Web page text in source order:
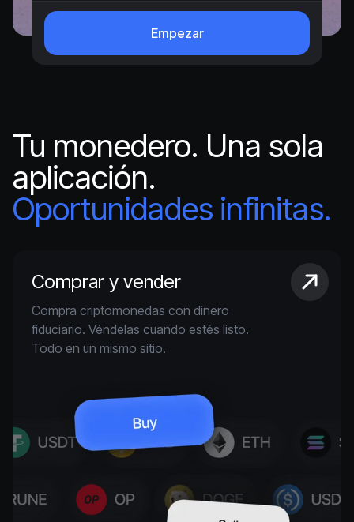
Empezar
Tu monedero. Una sola
aplicación.
Oportunidades infinitas.
Comprar y vender
Compra criptomonedas con dinero
fiduciario. Véndelas cuando estés listo.
Todo en un mismo sitio.